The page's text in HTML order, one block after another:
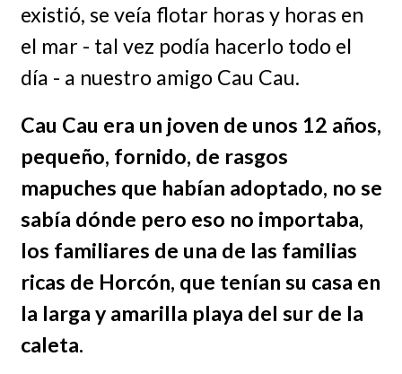
existió, se veía flotar horas y horas en
el mar - tal vez podía hacerlo todo el
día - a nuestro amigo Cau Cau.
Cau Cau era un joven de unos 12 años,
pequeño, fornido, de rasgos
mapuches que habían adoptado, no se
sabía dónde pero eso no importaba,
los familiares de una de las familias
ricas de Horcón, que tenían su casa en
la larga y amarilla playa del sur de la
caleta.